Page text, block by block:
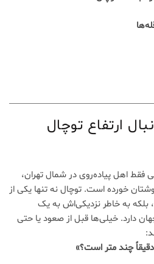
ارتفاع توچال
فقط اهل پیاده‌روی در شمال تهران،
خورده است. توچال نه تنها یکی از
بلکه به خاطر نزدیکی‌اش به یک
دارد. خیلی‌ها قبل از صعود یا حتی
دقیقاً چند متر است؟»